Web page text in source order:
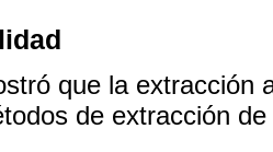
que la extracción
de extracción